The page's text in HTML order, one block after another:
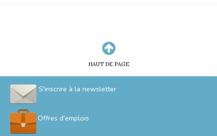
HAUT DE PAGE
S'inscrire à la newsletter
Offres d'emplois